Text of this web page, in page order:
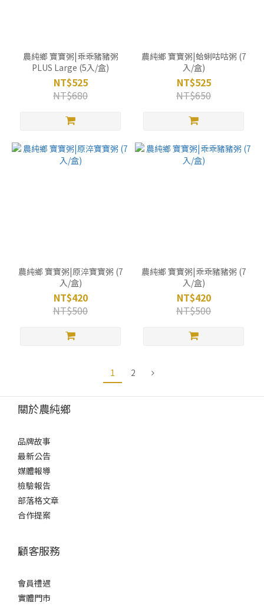
農純鄉 寶寶粥|乖乖豬豬粥
PLUS Large (5入/盒)
NT$525
NT$680
農純鄉 寶寶粥|蛤蜊咕咕粥 (7
入/盒)
NT$525
NT$650
農純鄉 寶寶粥|原淬寶寶粥 (7
入/盒)
NT$420
NT$500
農純鄉 寶寶粥|乖乖豬豬粥 (7
入/盒)
NT$420
NT$500
1 2
關於農純鄉
品牌故事
最新公告
媒體報導
檢驗報告
部落格文章
合作提案
顧客服務
會員禮遇
實體門市